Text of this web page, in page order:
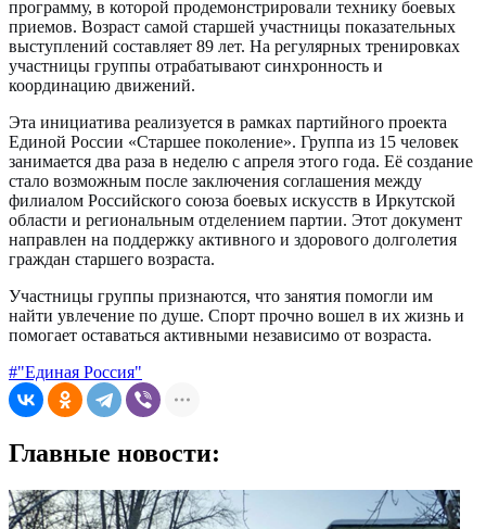
программу, в которой продемонстрировали технику боевых
приемов. Возраст самой старшей участницы показательных
выступлений составляет 89 лет. На регулярных тренировках
участницы группы отрабатывают синхронность и
координацию движений.
Эта инициатива реализуется в рамках партийного проекта
Единой России «Старшее поколение». Группа из 15 человек
занимается два раза в неделю с апреля этого года. Её создание
стало возможным после заключения соглашения между
филиалом Российского союза боевых искусств в Иркутской
области и региональным отделением партии. Этот документ
направлен на поддержку активного и здорового долголетия
граждан старшего возраста.
Участницы группы признаются, что занятия помогли им
найти увлечение по душе. Спорт прочно вошел в их жизнь и
помогает оставаться активными независимо от возраста.
#"Единая Россия"
Главные новости: